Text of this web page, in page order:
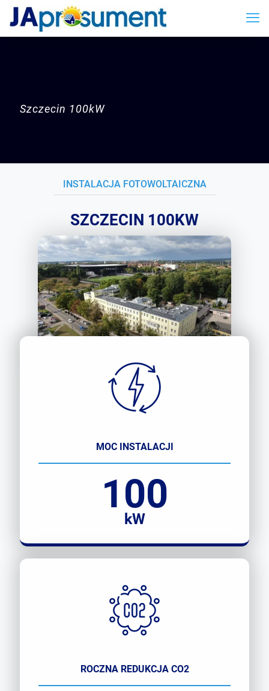
Szczecin 100kW
INSTALACJA FOTOWOLTAICZNA
SZCZECIN 100KW
MOC INSTALACJI
100
kW
ROCZNA REDUKCJA CO2